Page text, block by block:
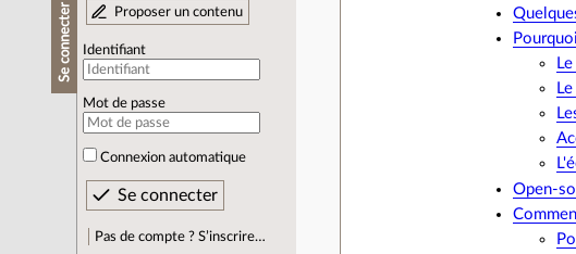
Se connecter Proposer un contenu
Identifiant
Mot de passe
Connexion automatique
Pas de compte ? S’inscrire…
Open-